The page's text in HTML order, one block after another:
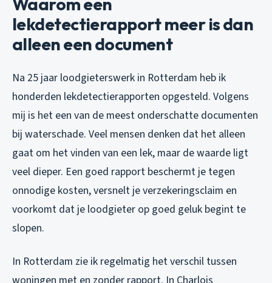
lekdetectierapport meer is dan
alleen een document
Na 25 jaar loodgieterswerk in Rotterdam heb ik
honderden lekdetectierapporten opgesteld. Volgens
mij is het een van de meest onderschatte documenten
bij waterschade. Veel mensen denken dat het alleen
gaat om het vinden van een lek, maar de waarde ligt
veel dieper. Een goed rapport beschermt je tegen
onnodige kosten, versnelt je verzekeringsclaim en
voorkomt dat je loodgieter op goed geluk begint te
slopen.
In Rotterdam zie ik regelmatig het verschil tussen